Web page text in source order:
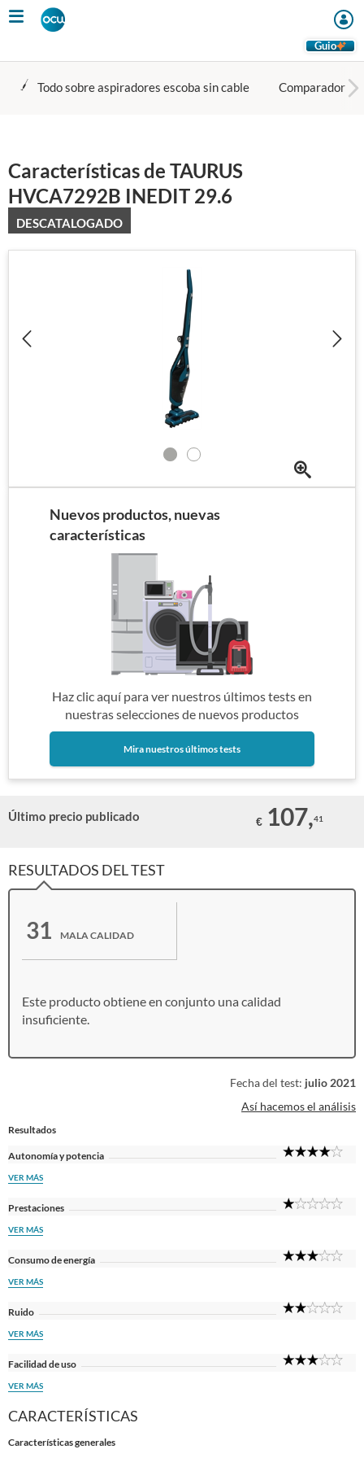
Skip
to
content
Guio
Todo sobre aspiradores escoba sin cable Comparador
Características de TAURUS
HVCA7292B INEDIT 29.6
DESCATALOGADO
Nuevos productos, nuevas
características
Haz clic aquí para ver nuestros últimos tests en
nuestras selecciones de nuevos productos
Mira nuestros últimos tests
Último precio publicado € 107,41
RESULTADOS DEL TEST
31 MALA CALIDAD
Este producto obtiene en conjunto una calidad
insuficiente.
Fecha del test: julio 2021
Así hacemos el análisis
Resultados
Autonomía y potencia
VER MÁS
Prestaciones
VER MÁS
Consumo de energía
VER MÁS
Ruido
VER MÁS
Facilidad de uso
VER MÁS
CARACTERÍSTICAS
Características generales